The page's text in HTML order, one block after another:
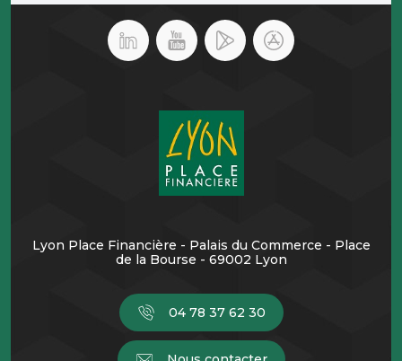
Lyon Place Financière - Palais du Commerce - Place
de la Bourse - 69002 Lyon
04 78 37 62 30